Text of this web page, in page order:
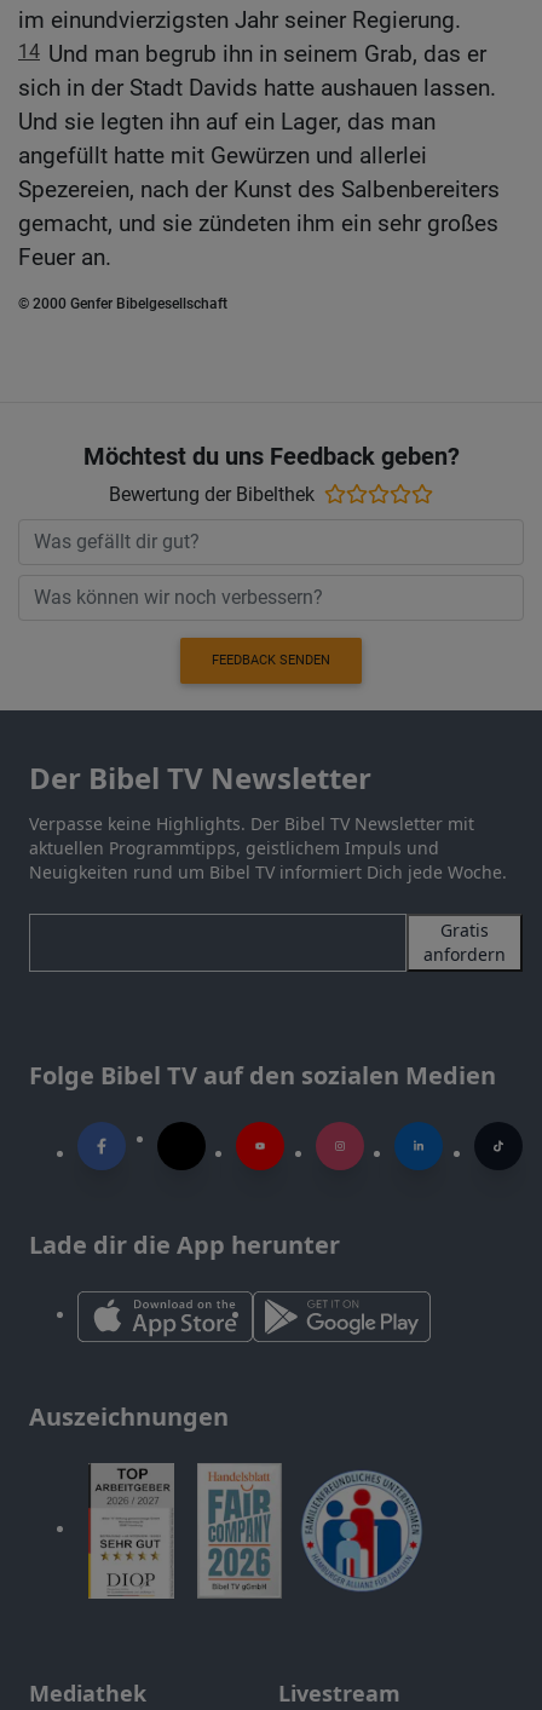
im einundvierzigsten Jahr seiner Regierung.
14 Und man begrub ihn in seinem Grab, das er
sich in der Stadt Davids hatte aushauen lassen.
Und sie legten ihn auf ein Lager, das man
angefüllt hatte mit Gewürzen und allerlei
Spezereien, nach der Kunst des Salbenbereiters
gemacht, und sie zündeten ihm ein sehr großes
Feuer an.
© 2000 Genfer Bibelgesellschaft
Möchtest du uns Feedback geben?
Bewertung der Bibelthek
FEEDBACK SENDEN
Der Bibel TV Newsletter
Verpasse keine Highlights. Der Bibel TV Newsletter mit
aktuellen Programmtipps, geistlichem Impuls und
Neuigkeiten rund um Bibel TV informiert Dich jede Woche.
Gratis
anfordern
Folge Bibel TV auf den sozialen Medien
Lade dir die App herunter
Auszeichnungen
Mediathek Livestream